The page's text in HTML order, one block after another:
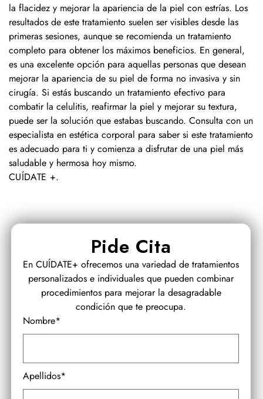
la flacidez y mejorar la apariencia de la piel con estrías. Los
resultados de este tratamiento suelen ser visibles desde las
primeras sesiones, aunque se recomienda un tratamiento
completo para obtener los máximos beneficios. En general,
es una excelente opción para aquellas personas que desean
mejorar la apariencia de su piel de forma no invasiva y sin
cirugía. Si estás buscando un tratamiento efectivo para
combatir la celulitis, reafirmar la piel y mejorar su textura,
puede ser la solución que estabas buscando. Consulta con un
especialista en estética corporal para saber si este tratamiento
es adecuado para ti y comienza a disfrutar de una piel más
saludable y hermosa hoy mismo.
CUÍDATE +.
Pide Cita
En CUÍDATE+ ofrecemos una variedad de tratamientos
personalizados e individuales que pueden combinar
procedimientos para mejorar la desagradable
condición que te preocupa.
Nombre*
Apellidos*